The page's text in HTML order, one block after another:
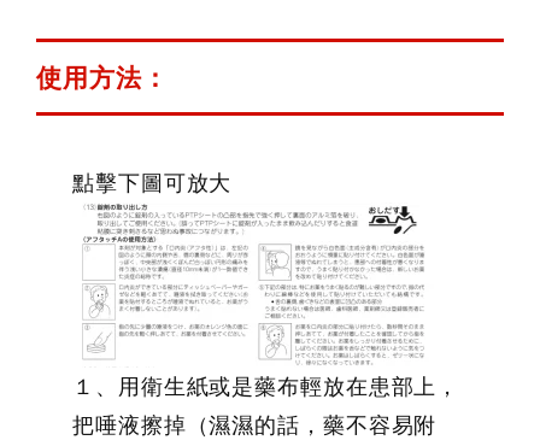
使用方法：
點擊下圖可放大
１、用衛生紙或是藥布輕放在患部上，
把唾液擦掉（濕濕的話，藥不容易附